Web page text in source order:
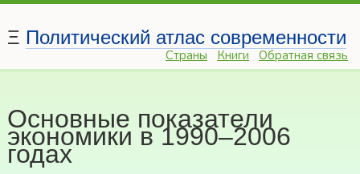
Ξ Политический атлас современности
Страны Книги Обратная связь
Основные показатели
экономики в 1990–2006
годах